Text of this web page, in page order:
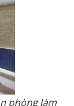
phòng làm